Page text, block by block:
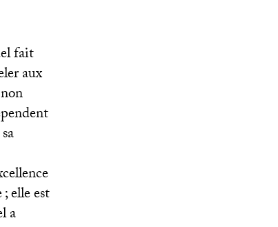
fait
aux
; elle est
a